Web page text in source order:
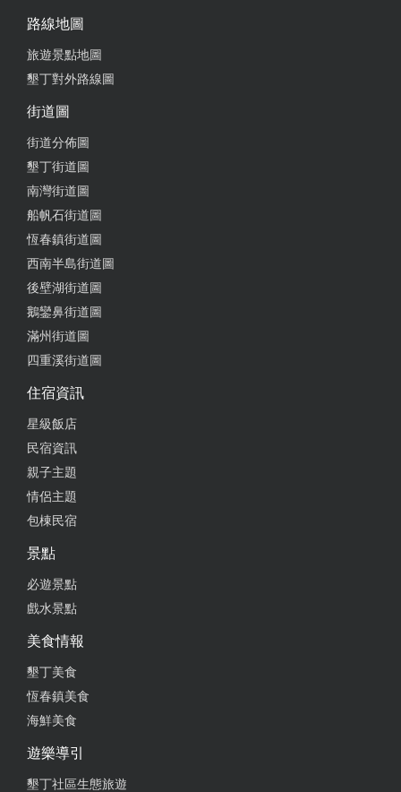
路線地圖
旅遊景點地圖
墾丁對外路線圖
街道圖
街道分佈圖
墾丁街道圖
南灣街道圖
船帆石街道圖
恆春鎮街道圖
西南半島街道圖
後壁湖街道圖
鵝鑾鼻街道圖
滿州街道圖
四重溪街道圖
住宿資訊
星級飯店
民宿資訊
親子主題
情侶主題
包棟民宿
景點
必遊景點
戲水景點
美食情報
墾丁美食
恆春鎮美食
海鮮美食
遊樂導引
墾丁社區生態旅遊